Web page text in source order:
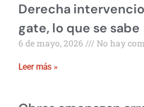
Derecha
gate, lo que se sabe
6 de mayo, 2026 No hay
Leer más »